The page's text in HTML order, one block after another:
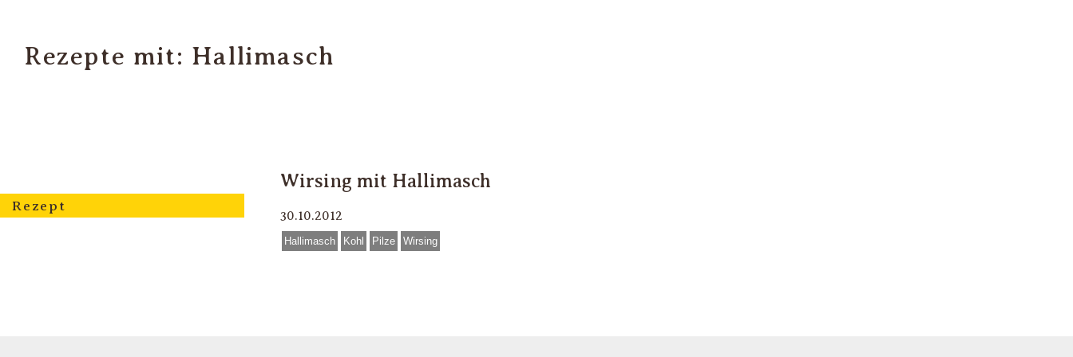
Rezepte mit: Hallimasch
Rezept
Wirsing mit Hallimasch
30.10.2012
Hallimasch Kohl Pilze Wirsing